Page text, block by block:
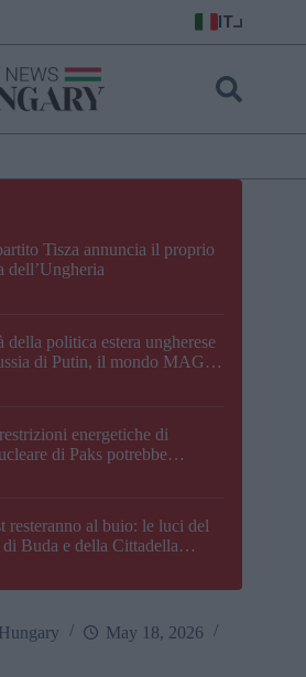
IT
Tisza annuncia il proprio
dell’Ungheria
politica estera ungherese
di Putin, il mondo MAGA,
energetiche di
di Paks potrebbe
resteranno al buio: le luci del
Buda e della Cittadella
May 18, 2026